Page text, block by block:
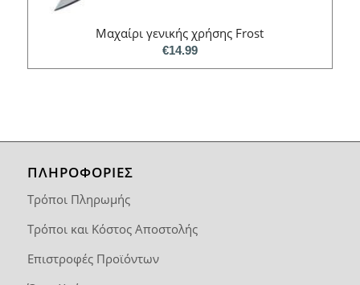
Μαχαίρι γενικής χρήσης Frost
€14.99
ΠΛΗΡΟΦΟΡΙΕΣ
Τρόποι Πληρωμής
Τρόποι και Κόστος Αποστολής
Επιστροφές Προϊόντων